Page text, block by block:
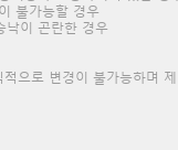
불가능할 경우
이 곤란한 경우
으로 변경이 불가능하며